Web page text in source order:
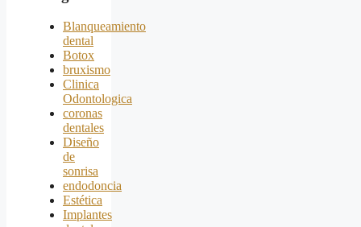
Blanqueamiento
dental
Botox
bruxismo
Clinica
Odontologica
coronas
dentales
Diseño
de
sonrisa
endodoncia
Estética
Implantes